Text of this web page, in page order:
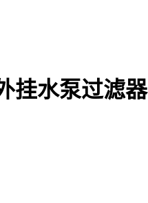
挂水泵过滤器